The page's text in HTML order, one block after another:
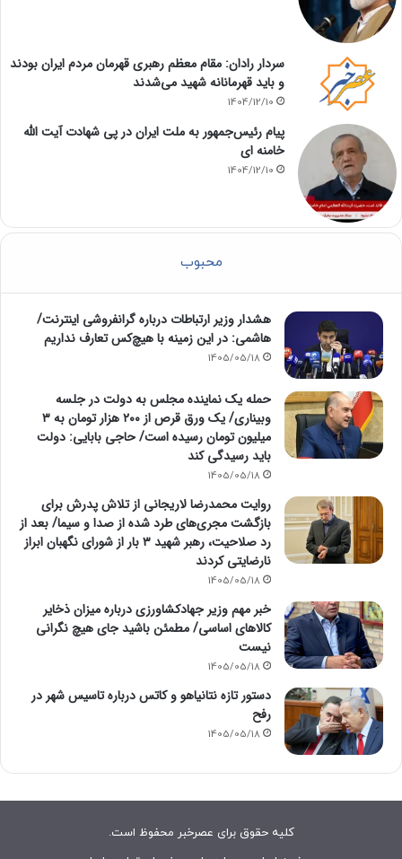
سردار رادان: مقام معظم رهبری قهرمان مردم ایران بودند
و باید قهرمانانه شهید می‌شدند
1404/12/10
پیام رئیس‌جمهور به ملت ایران در پی شهادت آیت الله
خامنه ای
1404/12/10
محبوب
هشدار وزیر ارتباطات درباره گرانفروشی اینترنت/
هاشمی: در این زمینه با هیچ‌کس تعارف نداریم
1405/05/18
حمله یک نماینده مجلس به دولت در جلسه
وبیناری/ یک ورق قرص از ۲۰۰ هزار تومان به ۳
میلیون تومان رسیده است/ حاجی بابایی: دولت
باید رسیدگی کند
1405/05/18
روایت محمدرضا لاریجانی از تلاش پدرش برای
بازگشت مجری‌های طرد شده از صدا و سیما/ بعد از
رد صلاحیت، رهبر شهید ۳ بار از شورای نگهبان ابراز
نارضایتی کردند
1405/05/18
خبر مهم وزیر جهادکشاورزی درباره میزان ذخایر
کالاهای اساسی/ مطمئن باشید جای هیچ نگرانی
نیست
1405/05/18
دستور تازه نتانیاهو و کاتس درباره تاسیس شهر در
رفح
1405/05/18
کلیه حقوق برای عصرخبر محفوظ است.